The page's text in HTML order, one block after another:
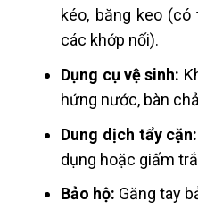
kéo, băng keo
các khớp nối).
Dụng cụ vệ sinh:
hứng nước, bàn
Dung dịch tẩy cặn:
dụng hoặc giấm
Bảo hộ: Găng tay